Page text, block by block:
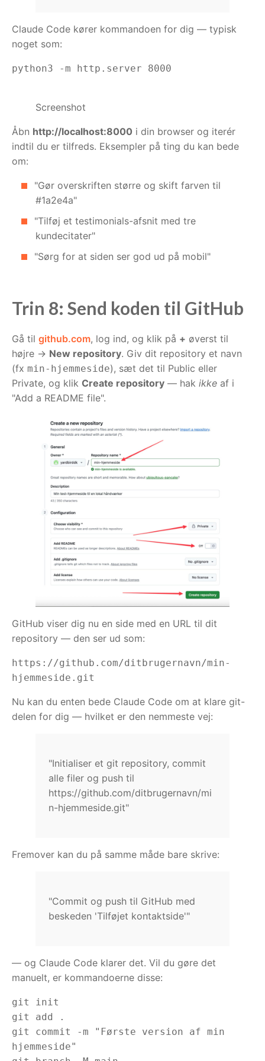
Claude Code kører kommandoen for dig — typisk
noget som:
python3 -m http.server 8000
Screenshot
Åbn http://localhost:8000 i din browser og iterér
indtil du er tilfreds. Eksempler på ting du kan bede
om:
"Gør overskriften større og skift farven til
#1a2e4a"
"Tilføj et testimonials-afsnit med tre
kundecitater"
"Sørg for at siden ser god ud på mobil"
Trin 8: Send koden til GitHub
Gå til github.com, log ind, og klik på + øverst til
højre → New repository. Giv dit repository et navn
(fx min-hjemmeside), sæt det til Public eller
Private, og klik Create repository — hak ikke af i
"Add a README file".
GitHub viser dig nu en side med en URL til dit
repository — den ser ud som:
https://github.com/ditbrugernavn/min-
hjemmeside.git
Nu kan du enten bede Claude Code om at klare git-
delen for dig — hvilket er den nemmeste vej:
"Initialiser et git repository, commit
alle filer og push til
https://github.com/ditbrugernavn/mi
n-hjemmeside.git"
Fremover kan du på samme måde bare skrive:
"Commit og push til GitHub med
beskeden 'Tilføjet kontaktside'"
— og Claude Code klarer det. Vil du gøre det
manuelt, er kommandoerne disse:
git init
git add .
git commit -m "Første version af min
hjemmeside"